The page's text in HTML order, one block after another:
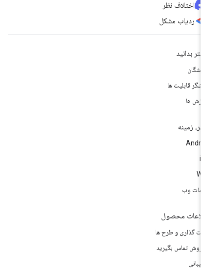
اختلاف نظر
ردیاب مشکل
بدانید
قابلیت ها
ها
زمینه
وب
محصول
گذاری و طرح ها
فروش تماس بگیرید